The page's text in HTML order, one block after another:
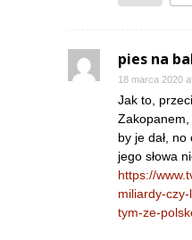
pies na
18 marca 2020
Jak to,
Zakopanem,
by je dał,
jego słowa
https://
miliardy-
tym-ze-